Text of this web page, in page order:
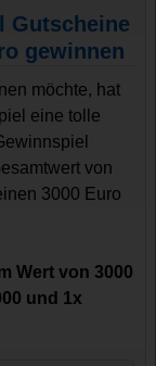
Gutscheine
gewinnen
möchte, hat
eine tolle
von
3000 Euro
Wert von 3000
und 1x